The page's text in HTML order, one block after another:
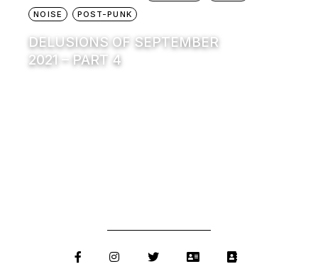
NOISE
POST-PUNK
DELUSIONS OF SEPTEMBER
2021 – PART 4